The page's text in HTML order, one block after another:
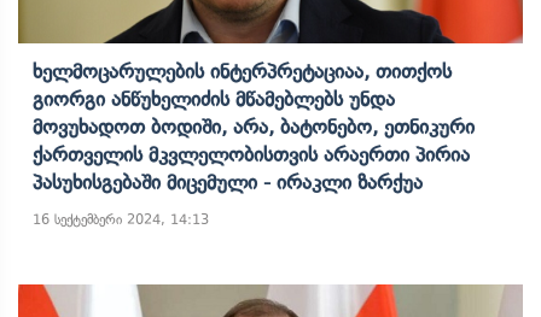
Ხელმოცარულების Ინტერპრეტაციაა, Თითქოს
Გიორგი Ანწუხელიძის Მწამებლებს Უნდა
Მოვუხადოთ Ბოდიში, Არა, Ბატონებო, Ეთნიკური
Ქართველის Მკვლელობისთვის Არაერთი Პირია
Პასუხისგებაში Მიცემული - Ირაკლი Ზარქუა
16 სექტემბერი 2024, 14:13